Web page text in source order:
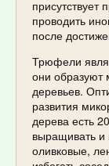
проводить
после
Трюфели
они образуют
деревьев.
развития
дерева есть
выращивать и
оливковые,